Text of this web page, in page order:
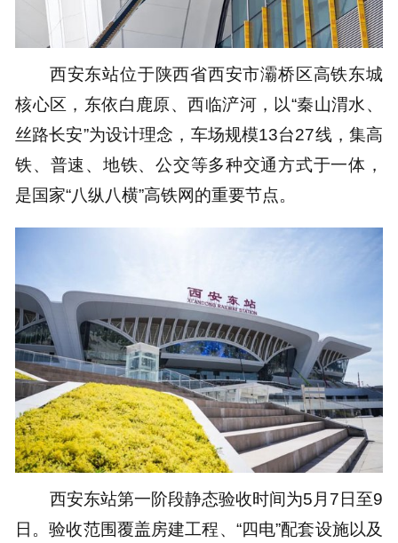
西安东站位于陕西省西安市灞桥区高铁东城
核心区，东依白鹿原、西临浐河，以“秦山渭水、
丝路长安”为设计理念， 车场规模13台27线，集高
铁、普速、地铁、公交等多种交通方式于一体，
是国家“八纵八横”高铁网的重要节点。
西安东站第一阶段静态验收时间为5月7日至9
日。验收范围覆盖房建工程、“四电”配套设施以及